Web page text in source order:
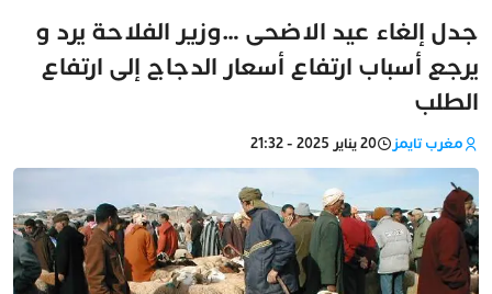
جدل إلغاء عيد الاضحى …وزير الفلاحة يرد و
يرجع أسباب ارتفاع أسعار الدجاج إلى ارتفاع
الطلب
مغرب تايمز 20 يناير 2025 - 21:32